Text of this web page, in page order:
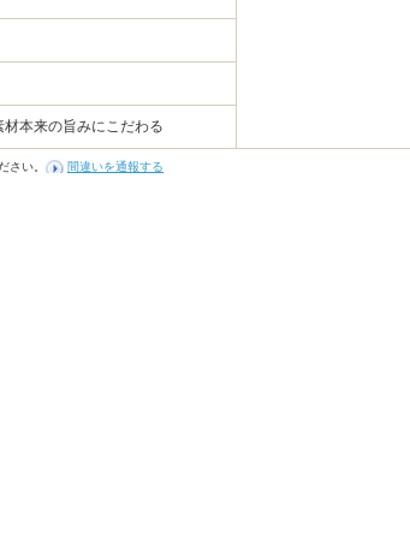
本来の旨みにこだわる
さい。 間違いを通報する